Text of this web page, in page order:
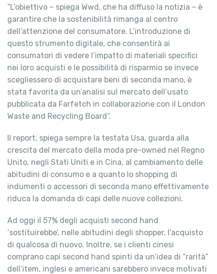
“L’obiettivo – spiega Wwd, che ha diffuso la notizia – è
garantire che la sostenibilità rimanga al centro
dell’attenzione del consumatore. L’introduzione di
questo strumento digitale, che consentirà ai
consumatori di vedere l’impatto di materiali specifici
nei loro acquisti e le possibilità di risparmio se invece
scegliessero di acquistare beni di seconda mano, è
stata favorita da un’analisi sul mercato dell’usato
pubblicata da Farfetch in collaborazione con il London
Waste and Recycling Board“.
Il report, spiega sempre la testata Usa, guarda alla
crescita del mercato della moda pre-owned nel Regno
Unito, negli Stati Uniti e in Cina, al cambiamento delle
abitudini di consumo e a quanto lo shopping di
indumenti o accessori di seconda mano effettivamente
riduca la domanda di capi delle nuove collezioni.
Ad oggi il 57% degli acquisti second hand
‘sostituirebbe’, nelle abitudini degli shopper, l’acquisto
di qualcosa di nuovo. Inoltre, se i clienti cinesi
comprano capi second hand spinti da un’idea di “rarità”
dell’item, inglesi e americani sarebbero invece motivati